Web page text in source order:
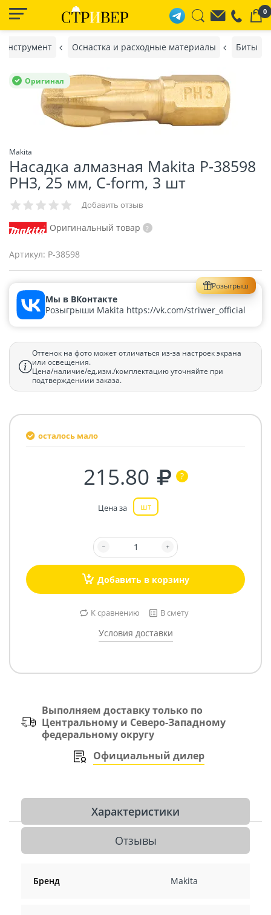
0
Оснастка и расходные материалы Биты
Оригинал
Makita
Насадка алмазная Makita P-38598
PH3, 25 мм, C-form, 3 шт
Добавить отзыв
Оригинальный товар
Артикул: P-38598
Розыгрыш
Мы в ВКонтакте
Розыгрыши Makita https://vk.com/striwer_official
Оттенок на фото может отличаться из-за настроек экрана
или освещения.
Цена/наличие/ед.изм./комплектацию уточняйте при
подтверждениии заказа.
осталось мало
215.80
Цена за шт
Добавить в корзину
К сравнению В смету
Условия доставки
Выполняем доставку только по
Центральному и Северо-Западному
федеральному округу
Официальный дилер
Характеристики
Отзывы
Бренд Makita